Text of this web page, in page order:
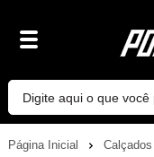
Página Inicial Calçados